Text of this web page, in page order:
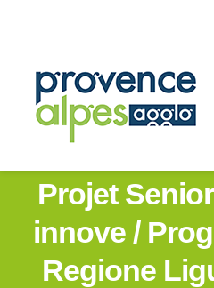
Projet
innove /
Regione